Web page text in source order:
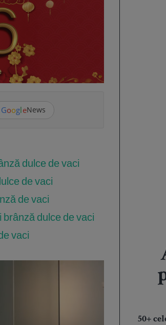
GoogleNews
dulce de vaci
de vaci
de vaci
dulce de vaci
vaci
50+